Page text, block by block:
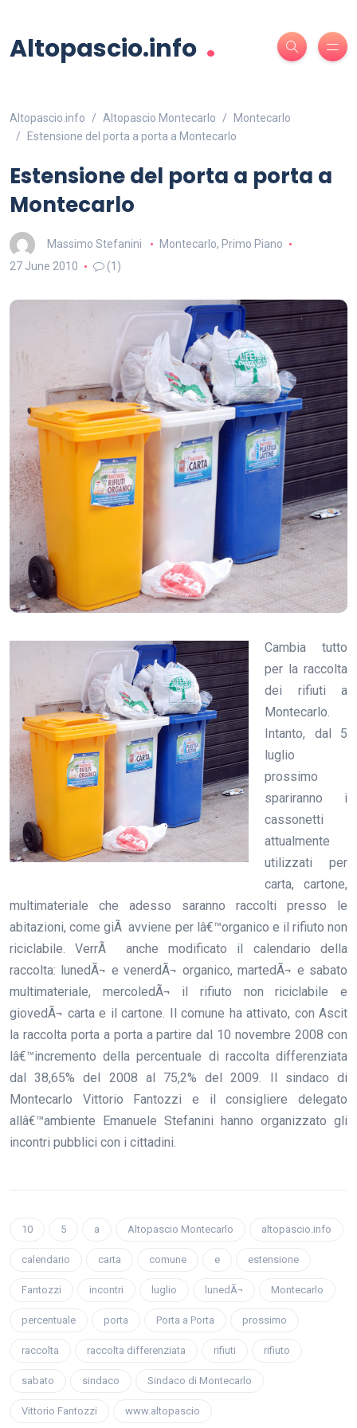
Altopascio.info .
Altopascio.info Altopascio Montecarlo
Montecarlo
Estensione del porta a porta a Montecarlo
Estensione del porta a porta a
Montecarlo
Massimo Stefanini Montecarlo, Primo Piano
27 June 2010
(1)
Cambia tutto
per la raccolta
dei rifiuti a
Montecarlo.
Intanto, dal 5
luglio
prossimo
spariranno i
cassonetti
attualmente
utilizzati per
carta, cartone,
multimateriale che adesso saranno raccolti presso le
abitazioni, come giÃ avviene per lâ€™organico e il rifiuto non
riciclabile. VerrÃ anche modificato il calendario della
raccolta: lunedÃ¬ e venerdÃ¬ organico, martedÃ¬ e sabato
multimateriale, mercoledÃ¬ il rifiuto non riciclabile e
giovedÃ¬ carta e il cartone. Il comune ha attivato, con Ascit
la raccolta porta a porta a partire dal 10 novembre 2008 con
lâ€™incremento della percentuale di raccolta differenziata
dal 38,65% del 2008 al 75,2% del 2009. Il sindaco di
Montecarlo Vittorio Fantozzi e il consigliere delegato
allâ€™ambiente Emanuele Stefanini hanno organizzato gli
incontri pubblici con i cittadini.
10 5 a Altopascio Montecarlo altopascio.info
calendario carta comune e estensione
Fantozzi incontri luglio lunedÃ¬ Montecarlo
percentuale porta Porta a Porta prossimo
raccolta raccolta differenziata rifiuti rifiuto
sabato sindaco Sindaco di Montecarlo
Vittorio Fantozzi www.altopascio